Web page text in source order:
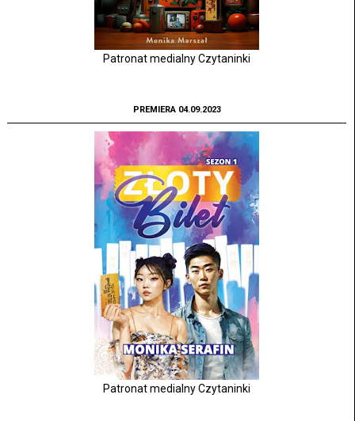
Patronat medialny Czytaninki
PREMIERA 04.09.2023
Patronat medialny Czytaninki